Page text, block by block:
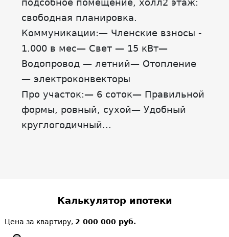
подсобное помещение, холл2 этаж:
свободная планировка.
Коммуникации:— Членские взносы -
1.000 в мес— Свет — 15 кВт—
Водопровод — летний— Отопление
— электроконвекторы
Про участок:— 6 соток— Правильной
формы, ровный, сухой— Удобный
круглогодичный...
Калькулятор ипотеки
Цена за квартиру, 2 000 000 руб.